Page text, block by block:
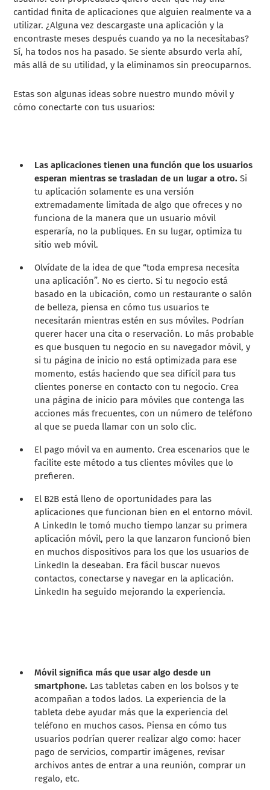
cantidad finita de aplicaciones que alguien realmente va a
utilizar. ¿Alguna vez descargaste una aplicación y la
encontraste meses después cuando ya no la necesitabas?
Sí, ha todos nos ha pasado. Se siente absurdo verla ahí,
más allá de su utilidad, y la eliminamos sin preocuparnos.
Estas son algunas ideas sobre nuestro mundo móvil y
cómo conectarte con tus usuarios:
Las aplicaciones tienen una función que los usuarios
esperan mientras se trasladan de un lugar a otro.Si
tu aplicación solamente es una versión
extremadamente limitada de algo que ofreces y no
funciona de la manera que un usuario móvil
esperaría, no la publiques. En su lugar, optimiza tu
sitio web móvil.
Olvídate de la idea de que “toda empresa necesita
una aplicación”. No es cierto. Si tu negocio está
basado en la ubicación, como un restaurante o salón
de belleza, piensa en cómo tus usuarios te
necesitarán mientras estén en sus móviles. Podrían
querer hacer una cita o reservación. Lo más probable
es que busquen tu negocio en su navegador móvil, y
si tu página de inicio no está optimizada para ese
momento, estás haciendo que sea difícil para tus
clientes ponerse en contacto con tu negocio. Crea
una página de inicio para móviles que contenga las
acciones más frecuentes, con un número de teléfono
al que se pueda llamar con un solo clic.
El pago móvil va en aumento.Crea escenarios que le
facilite este método a tus clientes móviles que lo
prefieren.
El B2B está lleno de oportunidades para las
aplicaciones que funcionan bien en el entorno móvil.
A LinkedIn le tomó mucho tiempo lanzar su primera
aplicación móvil, pero la que lanzaron funcionó bien
en muchos dispositivos para los que los usuarios de
LinkedIn la deseaban. Era fácil buscar nuevos
contactos, conectarse y navegar en la aplicación.
LinkedIn ha seguido mejorando la experiencia.
Móvil significa más que usar algo desde un
smartphone. Las tabletas caben en los bolsos y te
acompañan a todos lados. La experiencia de la
tableta debe ayudar más que la experiencia del
teléfono en muchos casos. Piensa en cómo tus
usuarios podrían querer realizar algo como: hacer
pago de servicios, compartir imágenes, revisar
archivos antes de entrar a una reunión, comprar un
regalo, etc.